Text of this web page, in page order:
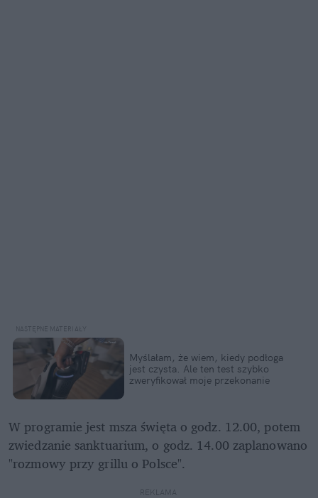
Myślałam, że wiem, kiedy podłoga
jest czysta. Ale ten test szybko
zweryfikował moje przekonanie
W programie jest msza święta o godz. 12.00, potem
zwiedzanie sanktuarium, o godz. 14.00 zaplanowano
"rozmowy przy grillu o Polsce".
REKLAMA